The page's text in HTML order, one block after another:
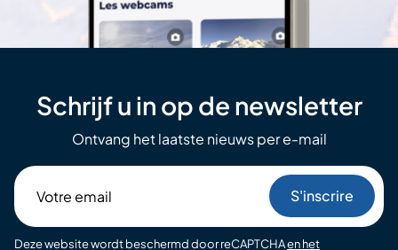
Schrijf u in op de newsletter
Ontvang het laatste nieuws per e-mail
email
Deze website wordt beschermd door reCAPTCHAen het